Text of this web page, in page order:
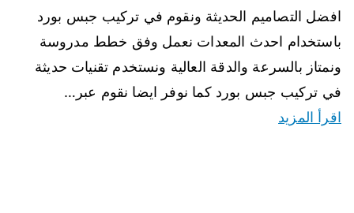
افضل التصاميم الحديثة ونقوم في تركيب جبس بورد
باستخدام احدث المعدات نعمل وفق خطط مدروسة
ونمتاز بالسرعة والدقة العالية ونستخدم تقنيات حديثة
في تركيب جبس بورد كما نوفر ايضا نقوم عبر…
اقرأ المزيد